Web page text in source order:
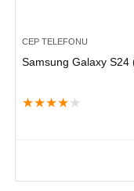
CEP TELEFONU
Samsung Galaxy S24
★★★★ ★